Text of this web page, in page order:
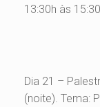
13:30h às
Dia 21 –
(noite). Tema: